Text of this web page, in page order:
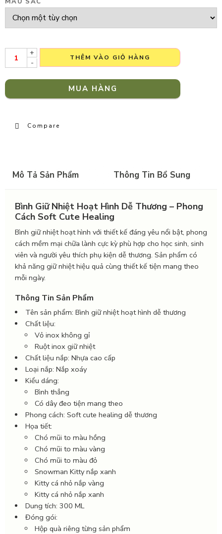
+
-
THÊM VÀO GIỎ HÀNG
MUA HÀNG
Compare
Mô Tả Sản Phẩm Thông Tin Bổ Sung
Bình Giữ Nhiệt Hoạt Hình Dễ Thương – Phong
Cách Soft Cute Healing
Bình giữ nhiệt hoạt hình với thiết kế đáng yêu nổi bật, phong
cách mềm mại chữa lành cực kỳ phù hợp cho học sinh, sinh
viên và người yêu thích phụ kiện dễ thương. Sản phẩm có
khả năng giữ nhiệt hiệu quả cùng thiết kế tiện mang theo
mỗi ngày.
Thông Tin Sản Phẩm
Tên sản phẩm: Bình giữ nhiệt hoạt hình dễ thương
Chất liệu:
Vỏ inox không gỉ
Ruột inox giữ nhiệt
Chất liệu nắp: Nhựa cao cấp
Loại nắp: Nắp xoáy
Kiểu dáng:
Bình thẳng
Có dây đeo tiện mang theo
Phong cách: Soft cute healing dễ thương
Họa tiết:
Chó mũi to màu hồng
Chó mũi to màu vàng
Chó mũi to màu đỏ
Snowman Kitty nắp xanh
Kitty cá nhỏ nắp vàng
Kitty cá nhỏ nắp xanh
Dung tích: 300 ML
Đóng gói:
Hộp quà riêng từng sản phẩm